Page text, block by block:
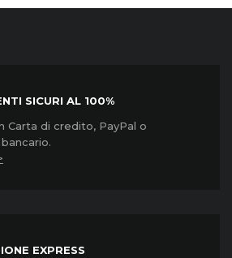
SICURI AL 100%
Carta di credito, PayPal o
EXPRESS